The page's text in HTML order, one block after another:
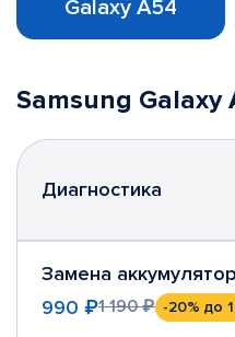
Galaxy A54
Samsung Galaxy
Диагностика
Замена
990 ₽1 190 ₽ -20% до